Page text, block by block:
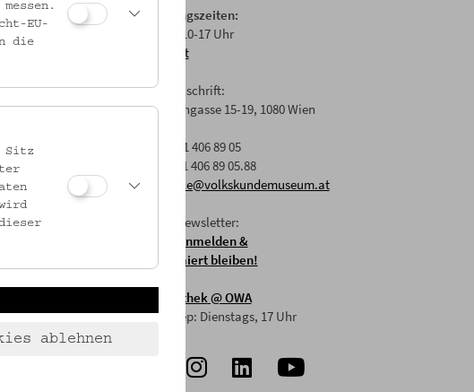
und
Öffnungszeiten:
Di-Fr: 10-17 Uhr
Anfahrt
Postanschrift:
Laudongasse 15-19, 1080 Wien
T: +43 1 406 89 05
F: +43 1 406 89 05.88
office@volkskundemuseum.at
Zum Newsletter:
HIER anmelden &
informiert bleiben!
Mostothek@ OWA
Mai-Sep: Dienstags, 17 Uhr
EU-
die
Sitz
ablehnen